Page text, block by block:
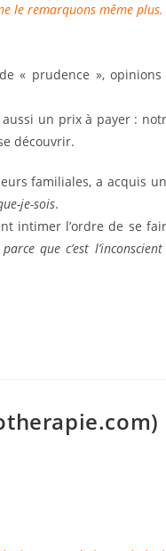
le remarquons même plus.
« prudence », opinions
un prix à payer :
découvrir.
familiales, a acquis
je-sois.
intimer l’ordre de se
que c’est l’inconscient